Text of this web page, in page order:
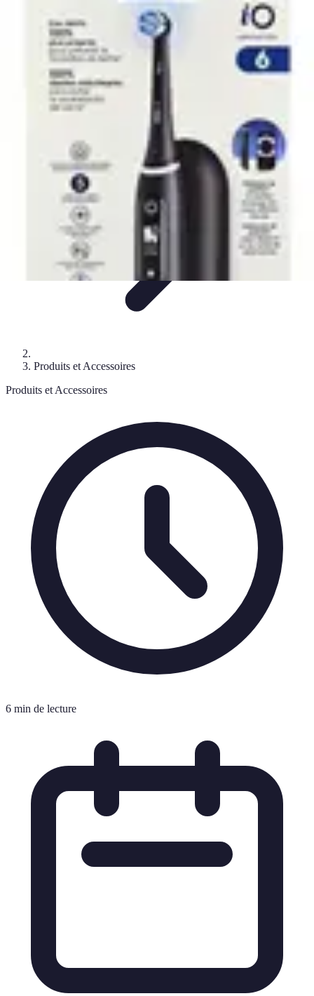
Compréhension de l'accessibilitéAccessibilité Guides pratiques
Mode Accessible
Shopping Accessible
Produits et Accessoires
Produits et Accessoires
6 min de lecture